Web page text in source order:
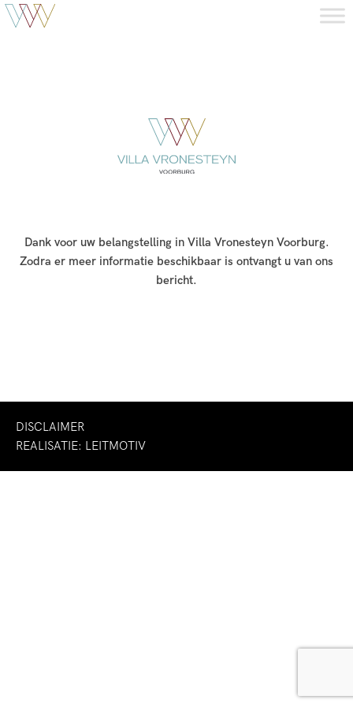
Dank voor uw belangstelling in Villa Vronesteyn Voorburg.
Zodra er meer informatie beschikbaar is ontvangt u van ons
bericht.
DISCLAIMER
REALISATIE: LEITMOTIV